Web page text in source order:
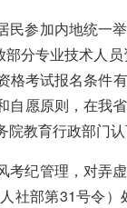
民参加内地统
部分专业技术人
格考试报名条
自愿原则，在我
教育行政部门
考纪管理，对
社部第31号令